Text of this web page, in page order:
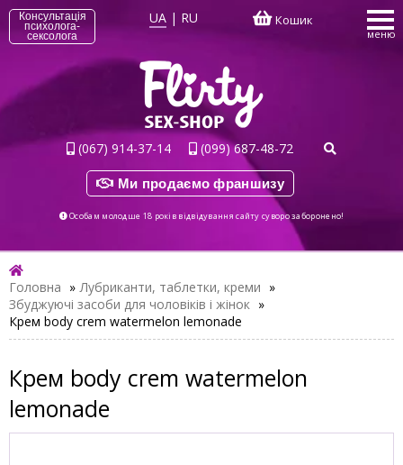
Консультація
психолога-
сексолога
UA | RU Кошик
меню
(067) 914-37-14 (099) 687-48-72
Ми продаємо франшизу
Особам молодше 18 років відвідування сайту суворо заборонено!
Головна » Лубриканти, таблетки, креми »
Збуджуючі засоби для чоловіків і жінок »
Крем body crem watermelon lemonade
Крем body crem watermelon
lemonade